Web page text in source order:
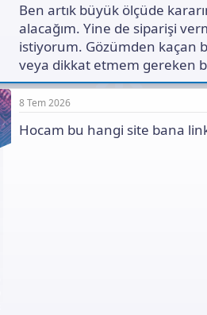
Ben artık büyük ölçüde
alacağım. Yine de siparişi
istiyorum. Gözümden kaçan
veya dikkat etmem gereken
8 Tem 2026
Hocam bu hangi site bana